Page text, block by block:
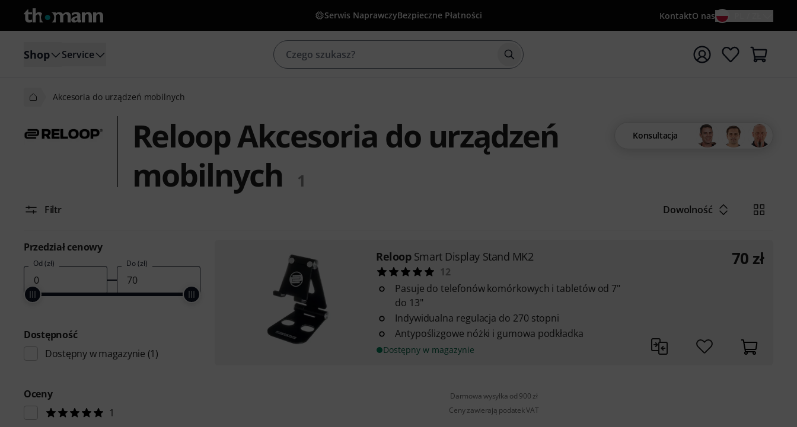
Serwis NaprawczyBezpieczne Płatności KontaktO nas
Shop Service Rozpocznij wyszukiwanie od słowa kluczowego {searchTerm}
Akcesoria do urządzeń mobilnych
Reloop Akcesoria do urządzeń
mobilnych
1
Konsultacja
Filtr Dowolność
Przedział cenowy
Od (zł) Do (zł)
Dostępność
Dostępny w magazynie (1)
Oceny
1
Reloop Smart Display Stand MK2
12
Pasuje do telefonów komórkowych i tabletów od 7"
do 13"
Indywidualna regulacja do 270 stopni
Antypoślizgowe nóżki i gumowa podkładka
Dostępny w magazynie
70 zł
Darmowa wysyłka od 900 zł
Ceny zawierają podatek VAT